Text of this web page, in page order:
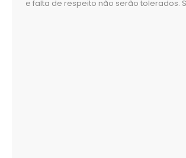
e falta de respeito não serão tolerados.